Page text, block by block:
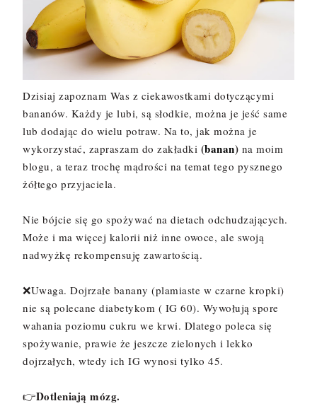
Dzisiaj zapoznam Was z ciekawostkami dotyczącymi
bananów. Każdy je lubi, są słodkie, można je jeść same
lub dodając do wielu potraw. Na to, jak można je
wykorzystać, zapraszam do zakładki (banan) na moim
blogu, a teraz trochę mądrości na temat tego pysznego
żółtego przyjaciela.
Nie bójcie się go spożywać na dietach odchudzających.
Może i ma więcej kalorii niż inne owoce, ale swoją
nadwyżkę rekompensuję zawartością.
❌Uwaga. Dojrzałe banany (plamiaste w czarne kropki)
nie są polecane diabetykom ( IG 60). Wywołują spore
wahania poziomu cukru we krwi. Dlatego poleca się
spożywanie, prawie że jeszcze zielonych i lekko
dojrzałych, wtedy ich IG wynosi tylko 45.
👉Dotleniają mózg.